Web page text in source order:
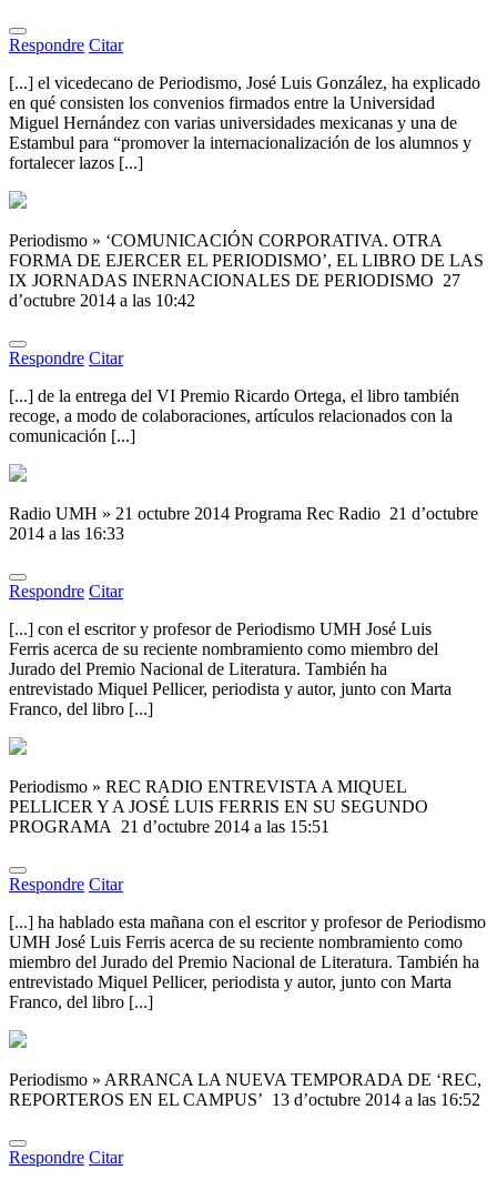
Respondre Citar
[...] el vicedecano de Periodismo, José Luis González, ha explicado
en qué consisten los convenios firmados entre la Universidad
Miguel Hernández con varias universidades mexicanas y una de
Estambul para “promover la internacionalización de los alumnos y
fortalecer lazos [...]
Periodismo » ‘COMUNICACIÓN CORPORATIVA. OTRA
FORMA DE EJERCER EL PERIODISMO’, EL LIBRO DE LAS
IX JORNADAS INERNACIONALES DE PERIODISMO 27
d’octubre 2014 a las 10:42
Respondre Citar
[...] de la entrega del VI Premio Ricardo Ortega, el libro también
recoge, a modo de colaboraciones, artículos relacionados con la
comunicación [...]
Radio UMH » 21 octubre 2014 Programa Rec Radio 21 d’octubre
2014 a las 16:33
Respondre Citar
[...] con el escritor y profesor de Periodismo UMH José Luis
Ferris acerca de su reciente nombramiento como miembro del
Jurado del Premio Nacional de Literatura. También ha
entrevistado Miquel Pellicer, periodista y autor, junto con Marta
Franco, del libro [...]
Periodismo » REC RADIO ENTREVISTA A MIQUEL
PELLICER Y A JOSÉ LUIS FERRIS EN SU SEGUNDO
PROGRAMA 21 d’octubre 2014 a las 15:51
Respondre Citar
[...] ha hablado esta mañana con el escritor y profesor de Periodismo
UMH José Luis Ferris acerca de su reciente nombramiento como
miembro del Jurado del Premio Nacional de Literatura. También ha
entrevistado Miquel Pellicer, periodista y autor, junto con Marta
Franco, del libro [...]
Periodismo » ARRANCA LA NUEVA TEMPORADA DE ‘REC,
REPORTEROS EN EL CAMPUS’ 13 d’octubre 2014 a las 16:52
Respondre Citar